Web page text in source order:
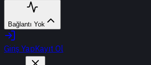
Bağlantı Yok
Giriş YapKayıt Ol